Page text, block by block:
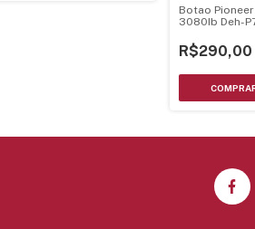
Botao
3080Ib Deh-
P6800Mp
R$290,00